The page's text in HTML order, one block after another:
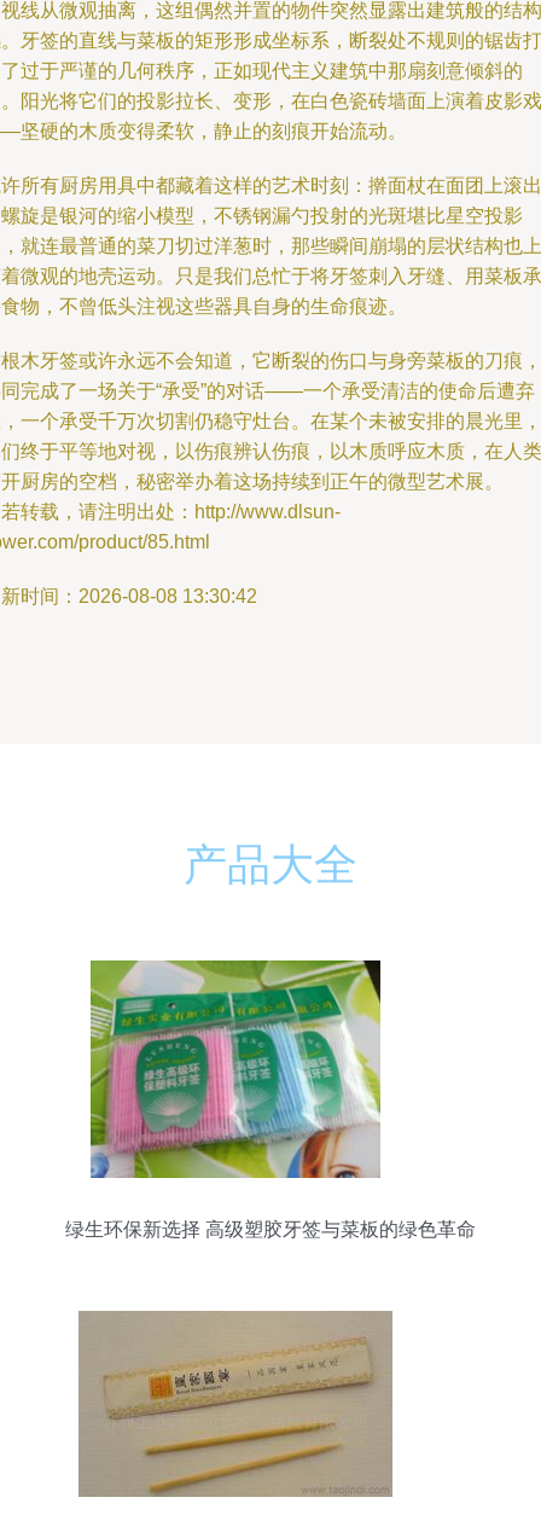
线从微观抽离，这组偶然并置的物件突然显露出建筑般的结构
牙签的直线与菜板的矩形形成坐标系，断裂处不规则的锯齿打
过于严谨的几何秩序，正如现代主义建筑中那扇刻意倾斜的
阳光将它们的投影拉长、变形，在白色瓷砖墙面上演着皮影戏
坚硬的木质变得柔软，静止的刻痕开始流动。
所有厨房用具中都藏着这样的艺术时刻：擀面杖在面团上滚出
旋是银河的缩小模型，不锈钢漏勺投射的光斑堪比星空投影
就连最普通的菜刀切过洋葱时，那些瞬间崩塌的层状结构也上
微观的地壳运动。只是我们总忙于将牙签刺入牙缝、用菜板承
物，不曾低头注视这些器具自身的生命痕迹。
木牙签或许永远不会知道，它断裂的伤口与身旁菜板的刀痕，
完成了一场关于“承受”的对话——一个承受清洁的使命后遭弃
一个承受千万次切割仍稳守灶台。在某个未被安排的晨光里，
终于平等地对视，以伤痕辨认伤痕，以木质呼应木质，在人类
厨房的空档，秘密举办着这场持续到正午的微型艺术展。
转载，请注明出处：http://www.dlsun-
product/85.html
时间：2026-08-08 13:30:42
产品大全
绿生环保新选择 高级塑胶牙签与菜板的绿色革命